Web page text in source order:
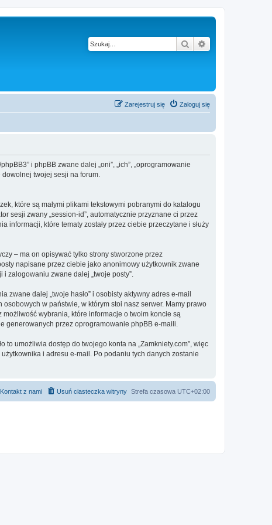
Szukaj
Zaloguj się
Zarejestruj się
i phpBB zwane dalej „oni”, „ich”, „oprogramowanie
dowolnej twojej sesji na forum.
które są małymi plikami tekstowymi pobranymi do katalogu
sesji zwany „session-id”, automatycznie przyznane ci przez
informacji, które tematy zostały przez ciebie przeczytane i służy
– ma on opisywać tylko strony stworzone przez
napisane przez ciebie jako anonimowy użytkownik zwane
i zalogowaniu zwane dalej „twoje posty”.
dalej „twoje hasło” i osobisty aktywny adres e-mail
w państwie, w którym stoi nasz serwer. Mamy prawo
wybrania, które informacje o twoim koncie są
generowanych przez oprogramowanie phpBB e-maili.
to umożliwia dostęp do twojego konta na „Zamkniety.com”, więc
i adresu e-mail. Po podaniu tych danych zostanie
Strefa czasowa UTC+02:00
Usuń ciasteczka witryny
Kontakt z nami